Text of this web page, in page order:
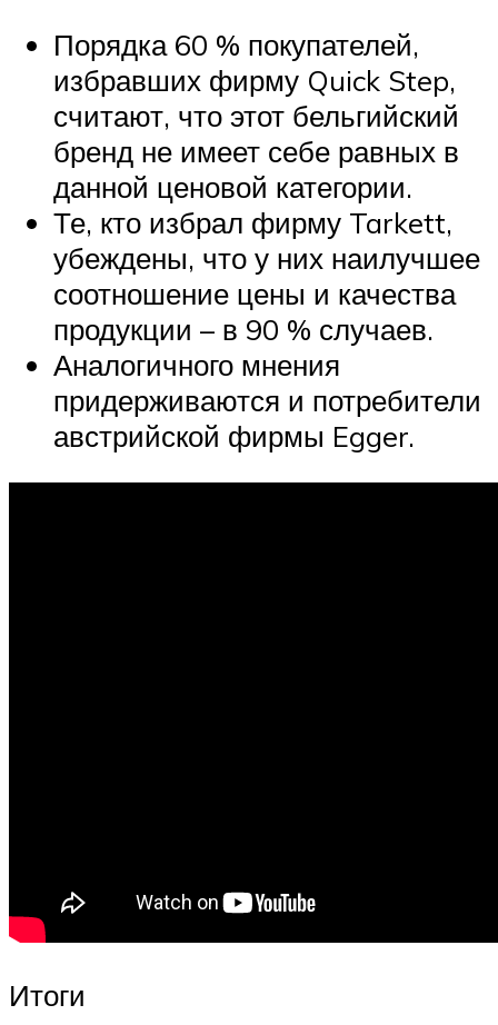
Порядка 60 % покупателей,
избравших фирму Quick Step,
считают, что этот бельгийский
бренд не имеет себе равных в
данной ценовой категории.
Те, кто избрал фирму Tarkett,
убеждены, что у них наилучшее
соотношение цены и качества
продукции – в 90 % случаев.
Аналогичного мнения
придерживаются и потребители
австрийской фирмы Egger.
Итоги